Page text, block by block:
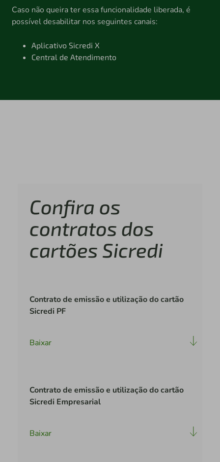
Caso não queira ter essa funcionalidade liberada, é
possível desabilitar nos seguintes canais:
Aplicativo Sicredi X
Central de Atendimento
Confira os
contratos dos
cartões Sicredi
Contrato de emissão e utilização do cartão
Sicredi PF
Baixar
Contrato de emissão e utilização do cartão
Sicredi Empresarial
Baixar